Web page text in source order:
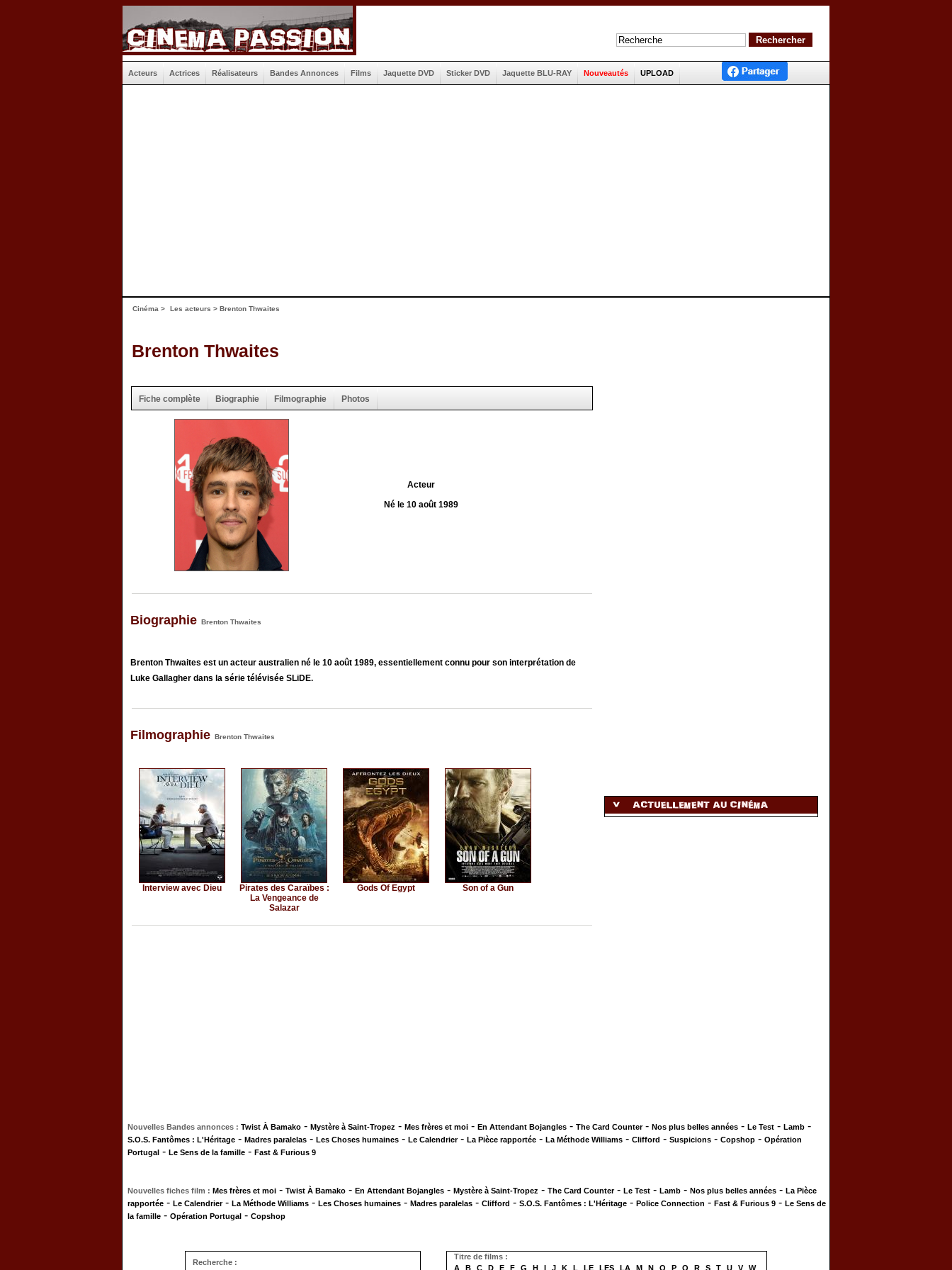
Acteurs Actrices Réalisateurs Bandes Annonces Films Jaquette DVD Sticker DVD Jaquette BLU-RAY Nouveautés UPLOAD
Cinéma > Les acteurs > Brenton Thwaites
Brenton Thwaites
Fiche complète Biographie Filmographie Photos
Acteur
Né le 10 août 1989
Biographie Brenton Thwaites
Brenton Thwaites est un acteur australien né le 10 août 1989, essentiellement connu pour son interprétation de
Luke Gallagher dans la série télévisée SLiDE.
Filmographie Brenton Thwaites
Interview avec Dieu
Pirates des Caraïbes :
La Vengeance de
Salazar
Gods Of Egypt Son of a Gun
Nouvelles Bandes annonces : Twist À Bamako - Mystère à Saint-Tropez - Mes frères et moi - En Attendant Bojangles - The Card Counter- Nos plus belles années - Le Test - Lamb -
S.O.S. Fantômes : L'Héritage - Madres paralelas - Les Choses humaines - Le Calendrier- La Pièce rapportée - La Méthode Williams - Clifford - Suspicions - Copshop - Opération
Portugal - Le Sens de la famille - Fast & Furious 9
Nouvelles fiches film : Mes frères et moi - Twist À Bamako - En Attendant Bojangles - Mystère à Saint-Tropez - The Card Counter- Le Test - Lamb - Nos plus belles années - La Pièce
rapportée - Le Calendrier- La Méthode Williams - Les Choses humaines - Madres paralelas - Clifford - S.O.S. Fantômes : L'Héritage - Police Connection - Fast & Furious 9 - Le Sens de
la famille - Opération Portugal - Copshop
Recherche :
Titre de films :
A
B C D E F G H I J K L LE LES LA M N O P Q R S T U V
W